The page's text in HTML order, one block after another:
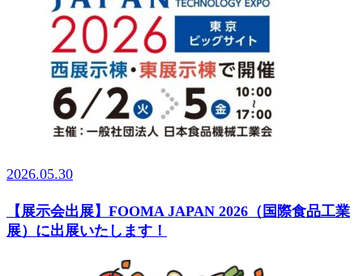
2026.05.30
【展示会出展】FOOMA JAPAN 2026（国際食品工業
展）に出展いたします！